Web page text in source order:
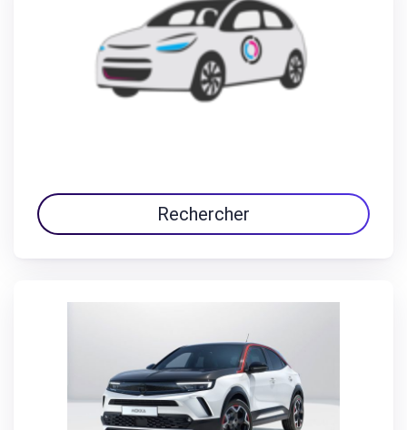
Rechercher